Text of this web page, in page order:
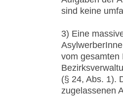
sind keine
3) Eine
vom gesamten
(§ 24, Abs. 1).
zugelassenen